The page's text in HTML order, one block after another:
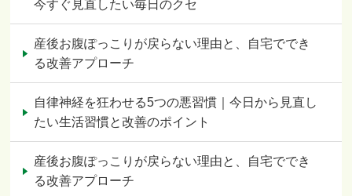
今すぐ見直したい毎日のクセ
産後お腹ぽっこりが戻らない理由と、自宅ででき
る改善アプローチ
自律神経を狂わせる5つの悪習慣｜今日から見直し
たい生活習慣と改善のポイント
産後お腹ぽっこりが戻らない理由と、自宅ででき
る改善アプローチ